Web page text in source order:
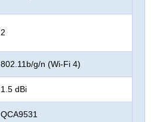
2
802.11b/g/n (Wi-Fi 4)
1.5 dBi
QCA9531